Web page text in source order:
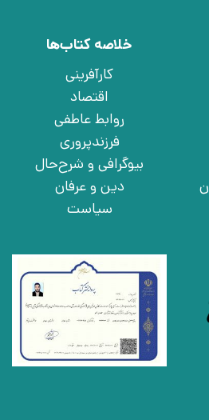
خلاصه کتاب‌ها
کارآفرینی
اقتصاد
روابط عاطفی
فرزندپروری
بیوگرافی و شرح‌حال
دین و عرفان
سیاست